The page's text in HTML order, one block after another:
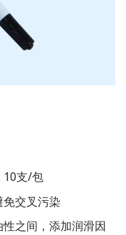
10支/包
交叉污染
之间，添加润滑因